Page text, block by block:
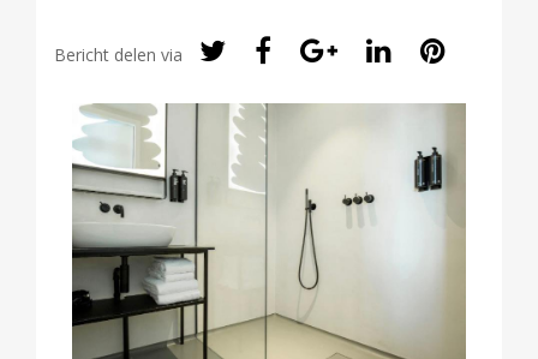
Bericht delen via